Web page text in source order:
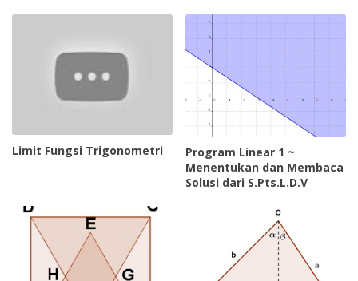
Limit Fungsi Trigonometri
Program Linear 1 ~
Menentukan dan Membaca
Solusi dari S.Pts.L.D.V